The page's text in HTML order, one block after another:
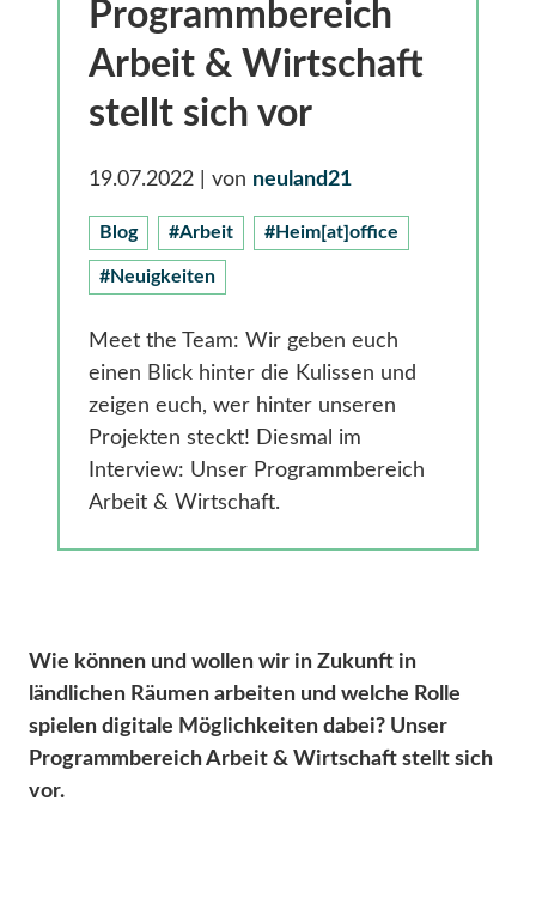
Smarte Ländliche Regionen
Programmbereich
Arbeit & Wirtschaft
stellt sich vor
19.07.2022 | von neuland21
Blog #Arbeit #Heim[at]office
#Neuigkeiten
Meet the Team: Wir geben euch
einen Blick hinter die Kulissen und
zeigen euch, wer hinter unseren
Projekten steckt! Diesmal im
Interview: Unser Programmbereich
Arbeit & Wirtschaft.
Wie können und wollen wir in Zukunft in
ländlichen Räumen arbeiten und welche Rolle
spielen digitale Möglichkeiten dabei? Unser
Programmbereich Arbeit & Wirtschaft stellt sich
vor.